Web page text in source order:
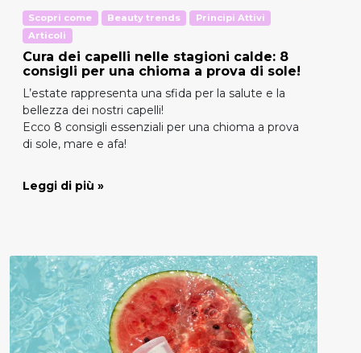
Scopri come Beauty trends
Principi Attivi
Articoli
Cura dei capelli nelle stagioni calde: 8
consigli per una chioma a prova di sole!
L’estate rappresenta una sfida per la salute e la
bellezza dei nostri capelli!
Ecco 8 consigli essenziali per una chioma a prova
di sole, mare e afa!
Leggi di più »